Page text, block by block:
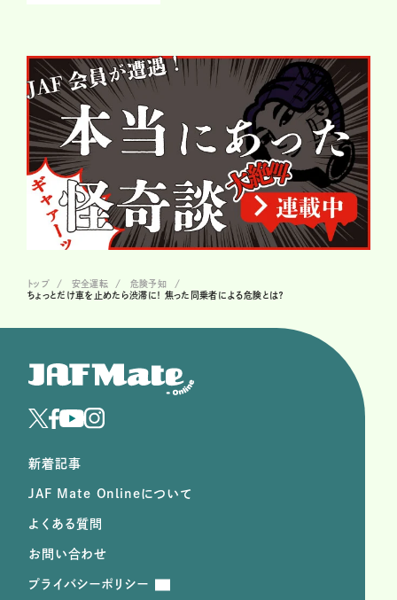
トップ 安全運転
危険予知
ちょっとだけ車を止めたら渋滞に！ 焦った同乗者による危険とは？
新着記事
JAF Mate Onlineについて
よくある質問
お問い合わせ
プライバシーポリシー